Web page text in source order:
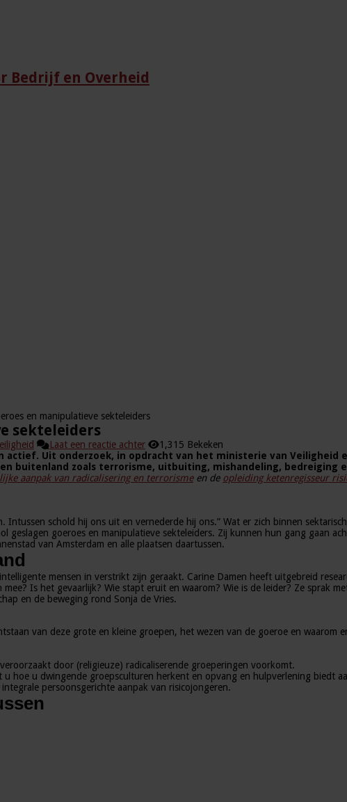
Bedrijf en Overheid
en manipulatieve sekteleiders
sekteleiders
Laat een reactie achter
1,315 Bekeken
Uit onderzoek, in opdracht van het ministerie van Veiligheid
buitenland zoals terrorisme, uitbuiting, mishandeling, bedreiging
aanpak van radicalisering en terrorismeen de opleiding ketenregisseur
Intussen schold hij ons uit en vernederde hij ons.” Wat er zich binnen
goeroes en manipulatieve sekteleiders. Zij kunnen hun gang gaan
van Amsterdam en alle plaatsen daartussen.
mensen in verstrikt zijn geraakt. Carine Damen heeft uitgebreid
Is het gevaarlijk? Wie stapt eruit en waarom? Wie is de leider? Ze sprak
en de beweging rond Sonja de Vries.
van deze grote en kleine groepen, het wezen van de goeroe en waarom
door (religieuze) radicaliserende groeperingen voorkomt.
u hoe u dwingende groepsculturen herkent en opvang en hulpverlening biedt
persoonsgerichte aanpak van risicojongeren.